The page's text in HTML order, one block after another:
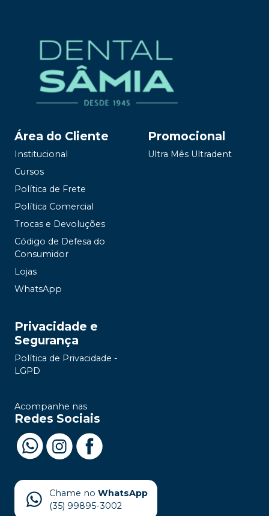
Área do Cliente
Institucional
Cursos
Política de Frete
Política Comercial
Trocas e Devoluções
Código de Defesa do
Consumidor
Lojas
WhatsApp
Promocional
Ultra Mês Ultradent
Privacidade e
Segurança
Política de Privacidade -
LGPD
Acompanhe nas
Redes Sociais
Chame no WhatsApp
(35) 99895-3002